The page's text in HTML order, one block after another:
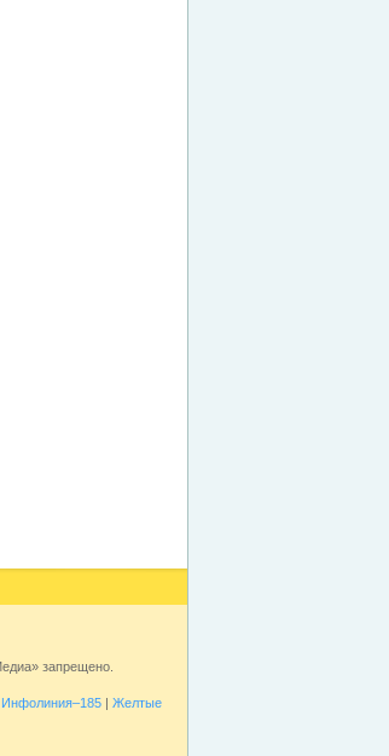
запрещено.
Инфолиния–185| Желтые